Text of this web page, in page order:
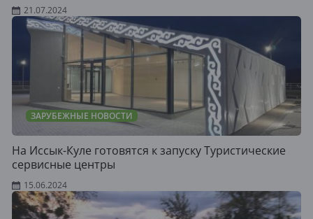
21.07.2024
ЗАРУБЕЖНЫЕ НОВОСТИ
На Иссык-Куле готовятся к запуску Туристические
сервисные центры
15.06.2024